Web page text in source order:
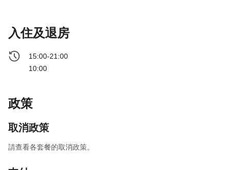
入住及退房
15:00-21:00
10:00
政策
取消政策
請查看各套餐的取消政策。